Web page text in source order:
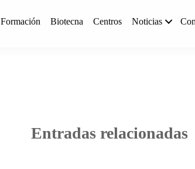
Formación Biotecna Centros Noticias
Entradas relacionadas